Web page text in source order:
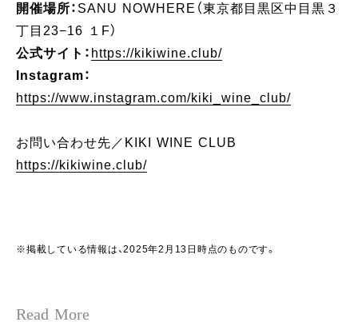
開催場所： SANU NOWHERE（東京都目黒区中目黒３
丁目23−16 １F）
公式サイト： https://kikiwine.club/
Instagram：
https://www.instagram.com/kiki_wine_club/
お問い合わせ先／KIKI WINE CLUB
https://kikiwine.club/
※掲載している情報は、2025年2月13日時点のものです。
Read More